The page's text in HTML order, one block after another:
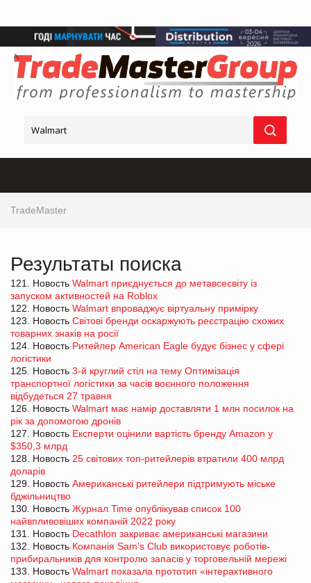
TradeMaster
Результаты поиска
121. Новость Walmart приєднується до метавсесвіту із
запуском активностей на Roblox
122. Новость Walmart впроваджує віртуальну примірку
123. Новость Світові бренди оскаржують реєстрацію схожих
товарних знаків на росії
124. Новость Ритейлер American Eagle будує бізнес у сфері
логістики
125. Новость 3-й круглий стіл на тему Оптимізація
транспортної логістики за часів воєнного положення
відбудеться 27 травня
126. Новость Walmart має намір доставляти 1 млн посилок на
рік за допомогою дронів
127. Новость Експерти оцінили вартість бренду Amazon у
$350,3 млрд
128. Новость 25 світових топ-ритейлерів втратили 400 млрд
доларів
129. Новость Американські ритейлери підтримують міське
бджільництво
130. Новость Журнал Time опублікував список 100
найвпливовіших компаній 2022 року
131. Новость Decathlon закриває американські магазини
132. Новость Компанія Sam's Club використовує роботів-
прибиральників для контролю запасів у торговельній мережі
133. Новость Walmart показала прототип «інтерактивного